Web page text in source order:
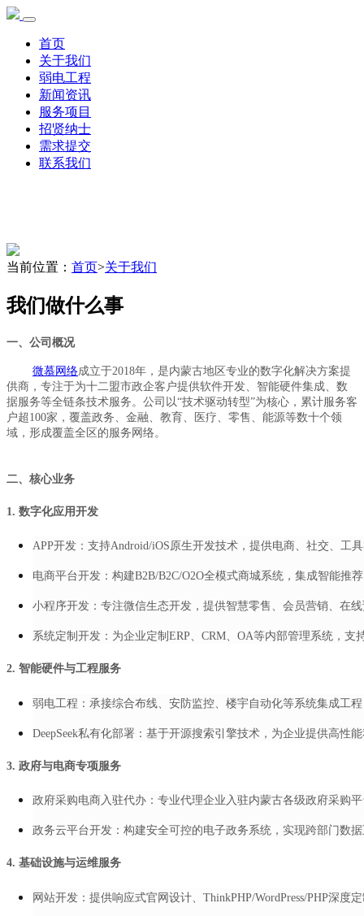
首页
关于我们
弱电工程
新闻资讯
服务项目
招贤纳士
需求提交
联系我们
当前位置： 首页>关于我们
我们做什么事
一、公司概况
微慕网络成立于2018年，是内蒙古地区专业的数字化解决方案提
供商，专注于为十二盟市政企客户提供软件开发、智能硬件集成、数
据服务等全链条技术服务。公司以“技术驱动转型”为核心，累计服务客
户超100家，覆盖政务、金融、教育、医疗、零售、能源等数十个领
域，形成覆盖全区的服务网络。
二、核心业务
1. 数字化应用开发
APP开发：支持Android/iOS原生开发技术，提供电商、社交、工
电商平台开发：构建B2B/B2C/O2O全模式商城系统，集成智能推
小程序开发：专注微信生态开发，提供智慧零售、会员营销、在
系统定制开发：为企业定制ERP、CRM、OA等内部管理系统，支
2. 智能硬件与工程服务
弱电工程：承接综合布线、安防监控、楼宇自动化等系统集成工
DeepSeek私有化部署：基于开源搜索引擎技术，为企业提供高性
3. 政府与电商专项服务
政府采购电商入驻代办：专业代理企业入驻内蒙古各级政府采购
政务云平台开发：构建安全可控的电子政务系统，实现跨部门数
4. 基础设施与运维服务
网站开发：提供响应式官网设计、ThinkPHP/WordPress/PHP深度